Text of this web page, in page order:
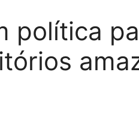
política